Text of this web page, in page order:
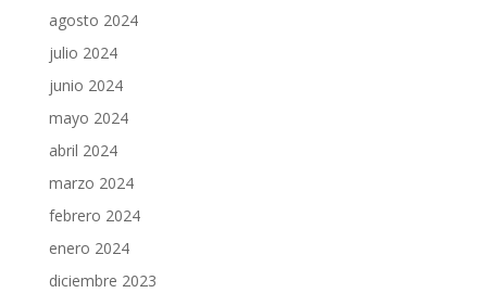
agosto 2024
julio 2024
junio 2024
mayo 2024
abril 2024
marzo 2024
febrero 2024
enero 2024
diciembre 2023